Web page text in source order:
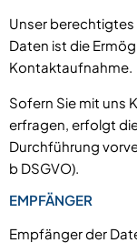
Unser berechtigtes
Daten ist die
Kontaktaufnahme.
Sofern Sie mit uns
erfragen, erfolgt
Durchführung
b DSGVO).
EMPFÄNGER
Empfänger der